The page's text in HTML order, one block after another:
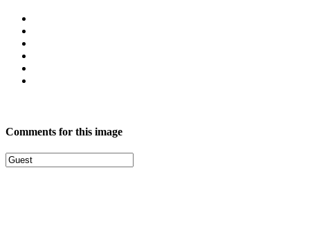
Comments for this image